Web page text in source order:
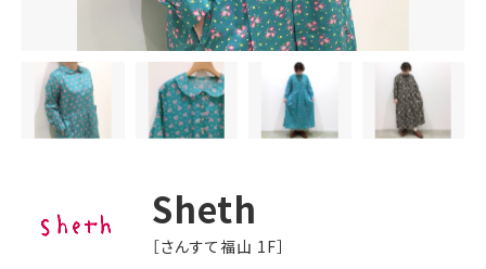
Sheth
［さんすて福山 1F］